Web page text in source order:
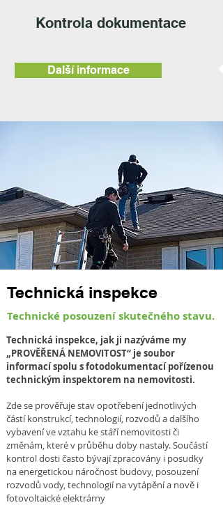
Kontrola dokumentace
Další informace
Technická inspekce
Technické posouzení skutečného stavu.
Technická inspekce, jak ji nazýváme my
„PROVĚŘENÁ NEMOVITOST“ je soubor
informací spolu s fotodokumentací pořízenou
technickým inspektorem na nemovitosti.
Zde se prověřuje stav opotřebení jednotlivých
částí konstrukcí, technologií, rozvodů a dalšího
vybavení ve vztahu ke stáří nemovitosti či
změnám, které v průběhu doby nastaly. Součástí
kontrol dosti často bývají zpracovány i posudky
na energetickou náročnost budovy, posouzení
rozvodů vody, technologií na vytápění a nově i
fotovoltaické elektrárny